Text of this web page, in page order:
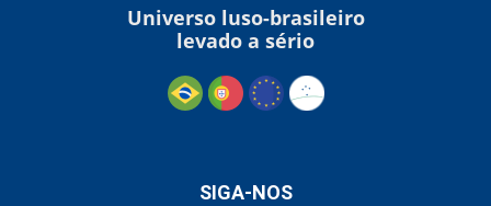
Universo luso-brasileiro
levado a sério
SIGA-NOS